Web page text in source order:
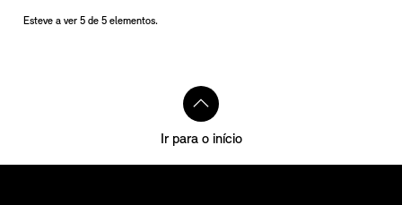
Esteve a ver 5 de 5 elementos.